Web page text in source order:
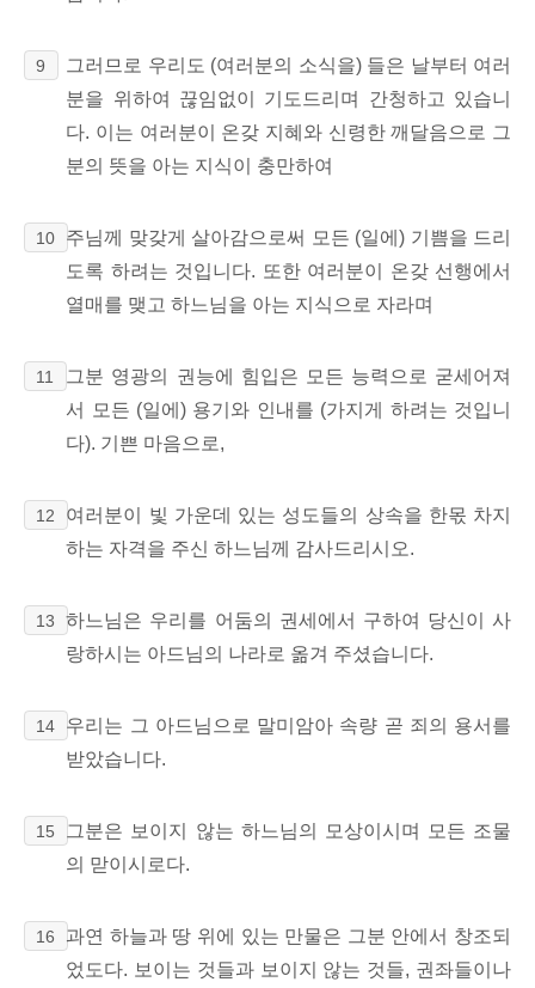
9
그러므로 우리도 (여러분의 소식을) 들은 날부터 여러
분을 위하여 끊임없이 기도드리며 간청하고 있습니
다. 이는 여러분이 온갖 지혜와 신령한 깨달음으로 그
분의 뜻을 아는 지식이 충만하여
10
주님께 맞갖게 살아감으로써 모든 (일에) 기쁨을 드리
도록 하려는 것입니다. 또한 여러분이 온갖 선행에서
열매를 맺고 하느님을 아는 지식으로 자라며
11
그분 영광의 권능에 힘입은 모든 능력으로 굳세어져
서 모든 (일에) 용기와 인내를 (가지게 하려는 것입니
다). 기쁜 마음으로,
12
여러분이 빛 가운데 있는 성도들의 상속을 한몫 차지
하는 자격을 주신 하느님께 감사드리시오.
13
하느님은 우리를 어둠의 권세에서 구하여 당신이 사
랑하시는 아드님의 나라로 옮겨 주셨습니다.
14
우리는 그 아드님으로 말미암아 속량 곧 죄의 용서를
받았습니다.
15
그분은 보이지 않는 하느님의 모상이시며 모든 조물
의 맏이시로다.
16
과연 하늘과 땅 위에 있는 만물은 그분 안에서 창조되
었도다. 보이는 것들과 보이지 않는 것들, 권좌들이나